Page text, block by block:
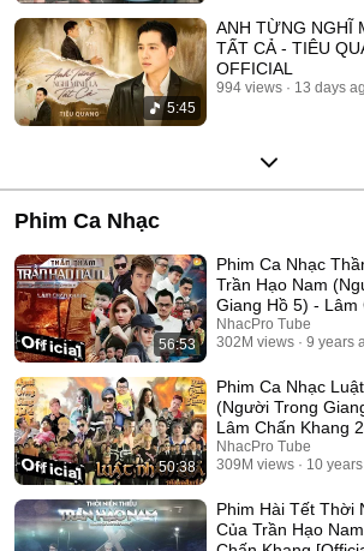
5:45
ANH TỪNG NGHĨ
TẤT CẢ - TIÊU
OFFICIAL
994 views 13 days
Phim Ca Nhạc
56:53
Phim Ca Nhạc
Trần Hạo Nam
Giang Hồ 5) - Lâm
Khang 2017
NhacPro Tube
302M views
9 years
50:38
Phim Ca Nhạc
(Người Trong
Lâm Chấn Khang
NhacPro Tube
309M views
10
Phim Hài Tết Thời
Của Trần Hạo